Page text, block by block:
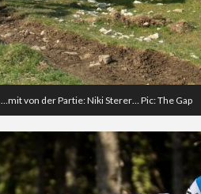
…mit von der Partie: Niki Sterer… Pic: The Gap